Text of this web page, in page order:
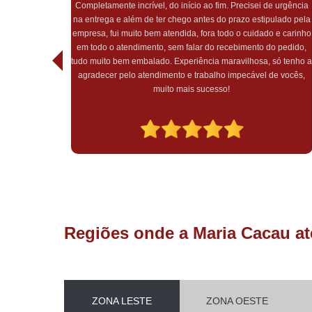
Completamente incrível, do início ao fim. Precisei de urgência
na entrega e além de ter chego antes do prazo estipulado pela
empresa, fui muito bem atendida, fora todo o cuidado e carinho
em todo o atendimento, sem falar do recebimento do pedido,
tudo muito bem embalado. Experiência maravilhosa, só tenho a
agradecer pelo atendimento e trabalho impecável de vocês,
muito mais sucesso!
Regiões onde a Maria Cacau
ZONA LESTE ZONA OESTE